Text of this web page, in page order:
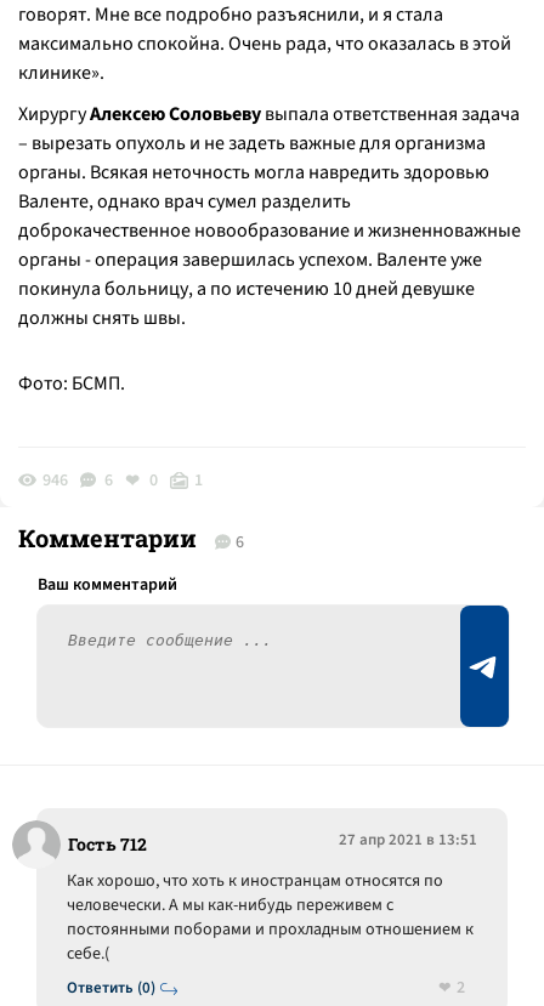
говорят. Мне все подробно разъяснили, и я стала
максимально спокойна. Очень рада, что оказалась в этой
клинике».
ХирургуАлексею Соловьевувыпала ответственная задача
– вырезать опухоль и не задеть важные для организма
органы. Всякая неточность могла навредить здоровью
Валенте, однако врач сумел разделить
доброкачественное новообразование и жизненноважные
органы - операция завершилась успехом. Валенте уже
покинула больницу, а по истечению 10 дней девушке
должны снять швы.
Фото: БСМП.
946 6 0 1
Комментарии 6
Гость 712 27 апр 2021 в 13:51
Ответить (0)
Как хорошо, что хоть к иностранцам относятся по
человечески. А мы как-нибудь переживем с
постоянными поборами и прохладным отношением к
себе.(
2